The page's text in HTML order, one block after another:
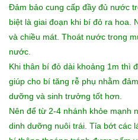
Đảm bảo cung cấp đầy đủ nước
biệt là giai đoạn khi bí đỏ ra hoa.
và chiều mát. Thoát nước trong
nước.
Khi thân bí đỏ dài khoảng 1m thì
giúp cho bí tăng rễ phụ nhằm
dưỡng và sinh trưởng tốt hơn.
Nên để từ 2-4 nhánh khỏe mạnh
dinh dưỡng nuôi trái. Tỉa bớt các